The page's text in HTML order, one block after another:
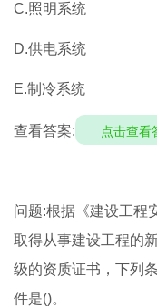
C.照明系统
D.供电系统
E.制冷系统
查看答案: 点击查看
问题:根据《建设工程
取得从事建设工程的
级的资质证书，下列
件是()。